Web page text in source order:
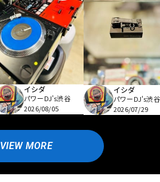
イシダ
パワーDJ's渋谷
2026/08/05
イシダ
パワーDJ's渋谷
2026/07/29
VIEW MORE